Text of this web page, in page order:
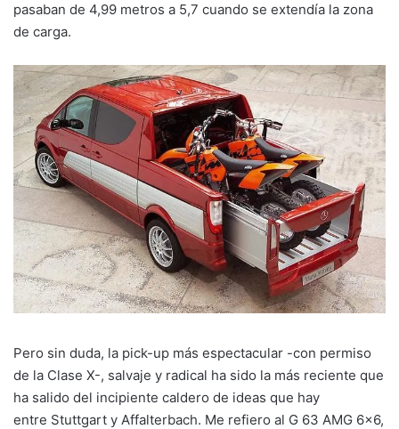
pasaban de 4,99 metros a 5,7 cuando se extendía la zona
de carga.
Pero sin duda, la pick-up más espectacular -con permiso
de la Clase X-, salvaje y radical ha sido la más reciente que
ha salido del incipiente caldero de ideas que hay
entre Stuttgart y Affalterbach. Me refiero al G 63 AMG 6×6,